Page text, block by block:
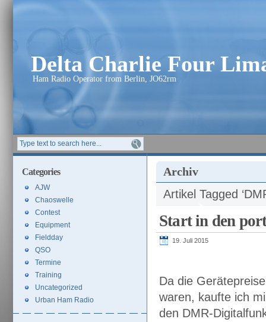
Delta Charlie Four
Ham Radio Operator from Berlin, JO62rm
Archiv
Artikel Tagged
Start in den
19. Juli 2015
Da die
waren, kaufte ich
den DMR-
Categories
AJW
Chaoswelle
Contest
Equipment
Fieldday
QSO
Termine
Training
Uncategorized
Urban Ham Radio